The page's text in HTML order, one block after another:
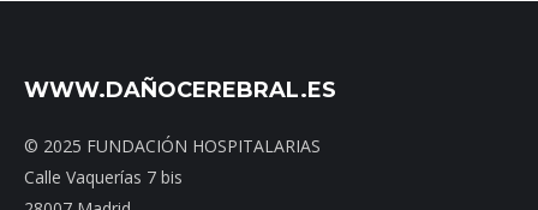
WWW.DAÑOCEREBRAL.ES
© 2025 FUNDACIÓN HOSPITALARIAS
Calle Vaquerías 7 bis